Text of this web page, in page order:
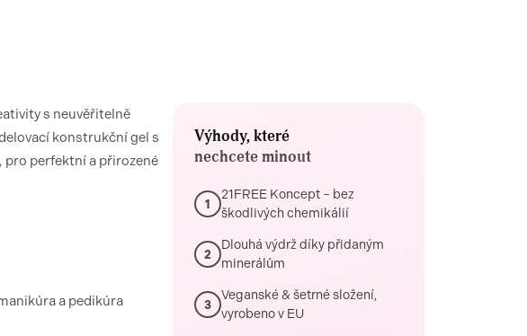
s neuvěřitelně
konstrukční gel s
perfektní a přirozené
a pedikúra
Výhody, které
nechcete minout
1
21FREE Koncept – bez
škodlivých chemikálií
2
Dlouhá výdrž díky přidaným
minerálům
3
Veganské & šetrné složení,
vyrobeno v EU